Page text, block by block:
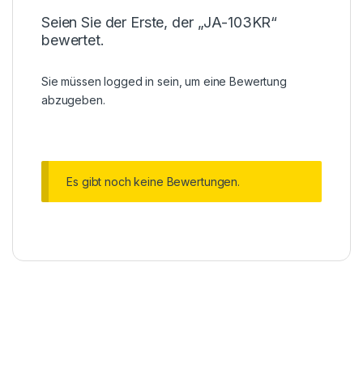
Seien Sie der Erste, der „JA-103KR“
bewertet.
Sie müssenlogged in sein, um eine Bewertung
abzugeben.
Es gibt noch keine Bewertungen.